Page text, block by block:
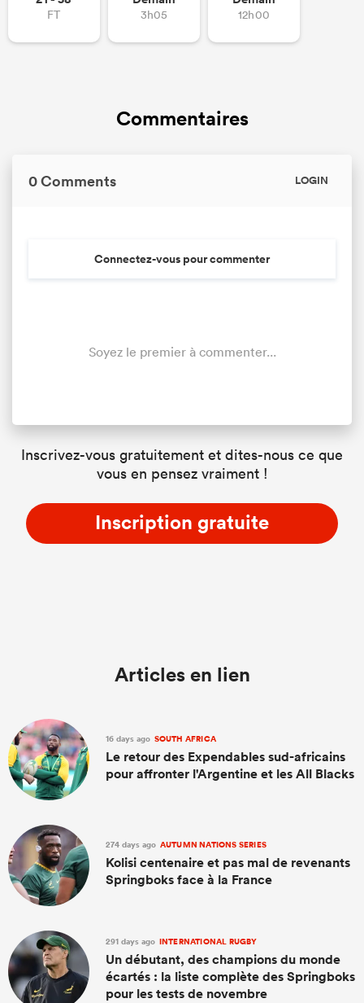
FT 3h05 12h00
Commentaires
0 Comments LOGIN
Connectez-vous pour commenter
Soyez le premier à commenter...
Inscrivez-vous gratuitement et dites-nous ce que
vous en pensez vraiment !
Inscription gratuite
Articles en lien
16 days ago SOUTH AFRICA
Le retour des Expendables sud-africains
pour affronter l'Argentine et les All Blacks
274 days ago AUTUMN NATIONS SERIES
Kolisi centenaire et pas mal de revenants
Springboks face à la France
291 days ago INTERNATIONAL RUGBY
Un débutant, des champions du monde
écartés : la liste complète des Springboks
pour les tests de novembre